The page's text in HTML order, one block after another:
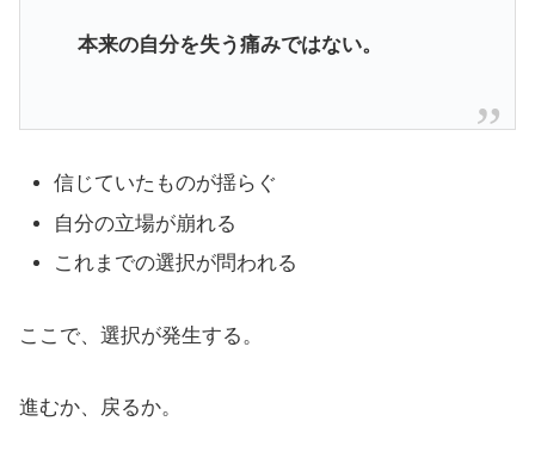
本来の自分を失う痛みではない。
信じていたものが揺らぐ
自分の立場が崩れる
これまでの選択が問われる
ここで、選択が発生する。
進むか、戻るか。